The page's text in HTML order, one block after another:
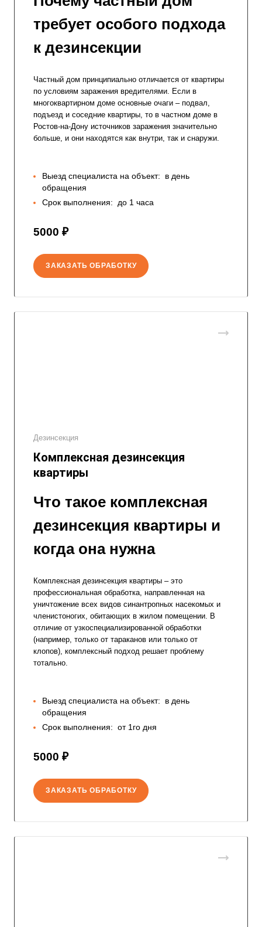
требует особого подхода
к дезинсекции
Частный дом принципиально отличается от квартиры
по условиям заражения вредителями. Если в
многоквартирном доме основные очаги – подвал,
подъезд и соседние квартиры, то в частном доме в
Ростов-на-Дону источников заражения значительно
больше, и они находятся как внутри, так и снаружи.
Выезд специалиста на объект:
в день
обращения
Срок выполнения:
до 1 часа
5000 ₽
ЗАКАЗАТЬ ОБРАБОТКУ
Дезинсекция
Комплексная дезинсекция
квартиры
Что такое комплексная
дезинсекция квартиры и
когда она нужна
Комплексная дезинсекция квартиры – это
профессиональная обработка, направленная на
уничтожение всех видов синантропных насекомых и
членистоногих, обитающих в жилом помещении. В
отличие от узкоспециализированной обработки
(например, только от тараканов или только от
клопов), комплексный подход решает проблему
тотально.
Выезд специалиста на объект:
в день
обращения
Срок выполнения: от 1го дня
5000 ₽
ЗАКАЗАТЬ ОБРАБОТКУ